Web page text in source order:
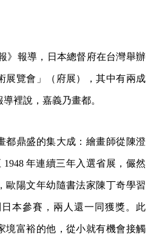
》報導，日本總督府在台灣舉辦
展覽會」（府展），其中有兩成
裡說，嘉義乃畫都。
都鼎盛的集大成：繪畫師從陳澄
1948 年連續三年入選省展，儼然
歐陽文年幼隨書法家陳丁奇學習
本參賽，兩人還一同獲獎。此
境富裕的他，從小就有機會接觸